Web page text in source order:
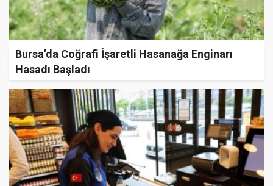
Bursa’da Coğrafi İşaretli Hasanağa Enginarı
Hasadı Başladı